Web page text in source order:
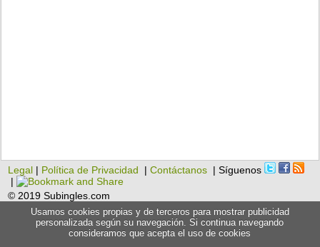
Legal | Política de Privacidad |Contáctanos | Síguenos
|
© 2019 Subingles.com
Usamos cookies propias y de terceros para mostrar publicidad
personalizada según su navegación. Si continua navegando
consideramos que acepta el uso de cookies